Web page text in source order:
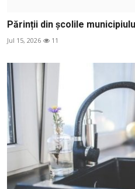
Părinții din școlile
Jul 15, 2026 11